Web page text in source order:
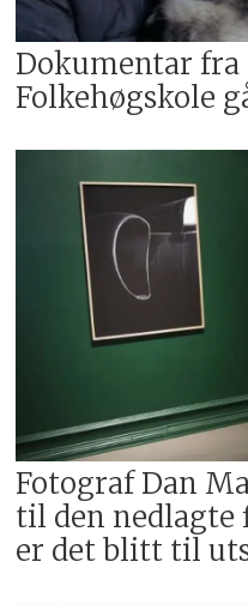
Dokumentar fra
Folkehøgskole
Fotograf Dan
til den nedlagte
er det blitt til